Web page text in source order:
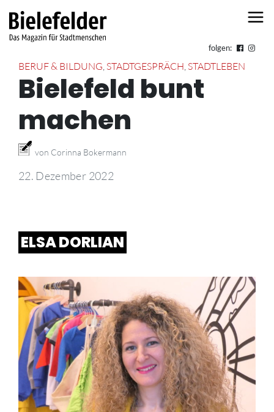
folgen:
BERUF & BILDUNG, STADTGESPRÄCH, STADTLEBEN
Bielefeld bunt
machen
von Corinna Bokermann
22. Dezember 2022
ELSA DORLIAN